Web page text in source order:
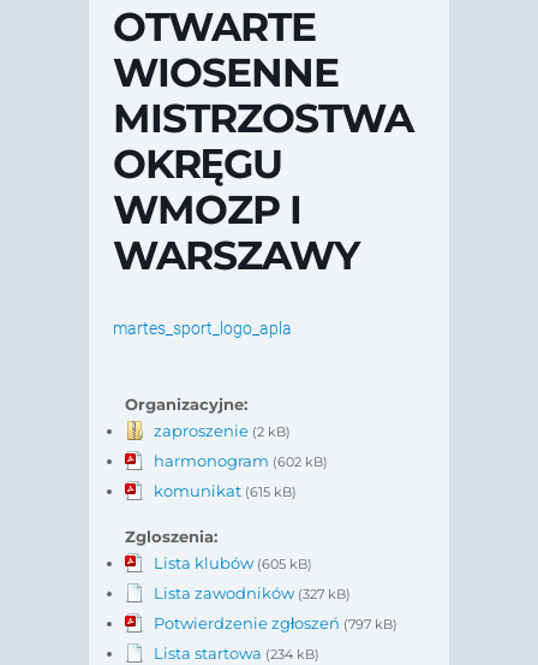
OTWARTE
WIOSENNE
MISTRZOSTWA
OKRĘGU
WMOZP I
WARSZAWY
martes_sport_logo_apla
Organizacyjne:
zaproszenie (2 kB)
harmonogram (602 kB)
komunikat (615 kB)
Zgloszenia:
Lista klubów (605 kB)
Lista zawodników (327 kB)
Potwierdzenie zgłoszeń (797 kB)
Lista startowa (234 kB)